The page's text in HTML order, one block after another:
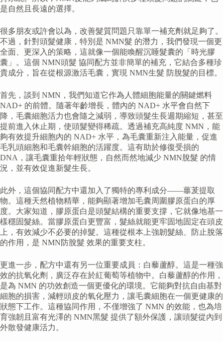
是自然且長遠的選擇。
很多朋友或許會以為，改善髮質問題只靠單一補充劑就足夠了。
不過，針對頭髮健康，特別是 NMN髮 的潛力，我們發現一個更
全面、更深入的策略，這就像一個能喚醒沉睡髮囊的「時光膠
囊」。這個 NMN頭髮 協同配方並非簡單的補充，它結合多種珍
貴成分，旨在從根源激活毛囊，實現 NMN生髮 防脫髮的目標。
首先，談到 NMN，我們知道它作為人體細胞能量的關鍵燃料
NAD+ 的前體。隨著年齡增長，體內的 NAD+ 水平會自然下
降，毛囊細胞活力也會隨之減弱，導致頭髮生長週期縮短，甚至
提前進入休止期，使頭髮變得稀疏。透過補充高純度 NMN，能
夠有效提升細胞內的 NAD+ 水平，為毛囊重新注入能量，促進
毛乳頭細胞和毛囊幹細胞的活躍度。這有助於修復受損的
DNA，讓毛囊重拾年輕狀態，自然而然地減少 NMN脫髮 的情
況，並有效促進新髮生長。
此外，這個協同配方中還加入了獨特的專利成分——蓽茇提取
物。這種天然植物精華，能夠顯著增加毛囊周圍膠原蛋白的厚
度。大家知道，膠原蛋白是頭髮結構的重要支撐，它就像地基一
樣穩固髮絲。當膠原蛋白更豐富，髮絲就能更牢固地固定在頭皮
上，有效減少不必要的掉髮。這種從根本上強韌髮絲、防止脫落
的作用，是 NMN防脫髮 效果的重要支柱。
更進一步，配方中還有另一位重要成員：白藜蘆醇。這是一種強
效的抗氧化劑，廣泛存在於紅葡萄等植物中。白藜蘆醇的作用，
是為 NMN 的功效創造一個更優化的環境。它能夠對抗自由基對
細胞的損害，減輕頭皮的氧化壓力，讓毛囊細胞在一個更健康的
狀態下工作。這種協同作用，不僅增強了 NMN 的效能，也為培
育強韌且富有光澤的 NMN黑髮 提供了額外保護，讓頭髮從內到
外散發健康活力。